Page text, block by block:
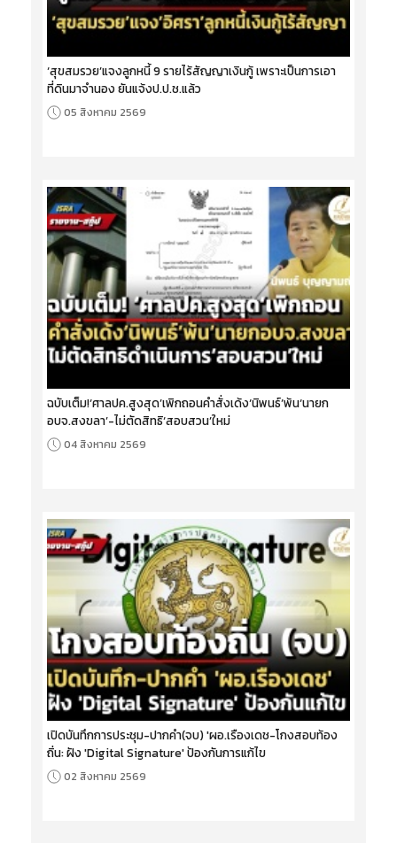
‘สุขสมรวย’แจงลูกหนี้ 9 รายไร้สัญญาเงินกู้ เพราะเป็นการเอา
ที่ดินมาจำนอง ยันแจ้งป.ป.ช.แล้ว
05 สิงหาคม 2569
ฉบับเต็ม!‘ศาลปค.สูงสุด’เพิกถอนคำสั่งเด้ง‘นิพนธ์’พ้น‘นายก
อบจ.สงขลา’-ไม่ตัดสิทธิ‘สอบสวน’ใหม่
04 สิงหาคม 2569
เปิดบันทึกการประชุม-ปากคำ(จบ) 'ผอ.เรืองเดช-โกงสอบท้อง
ถิ่น: ฝัง 'Digital Signature' ป้องกันการแก้ไข
02 สิงหาคม 2569